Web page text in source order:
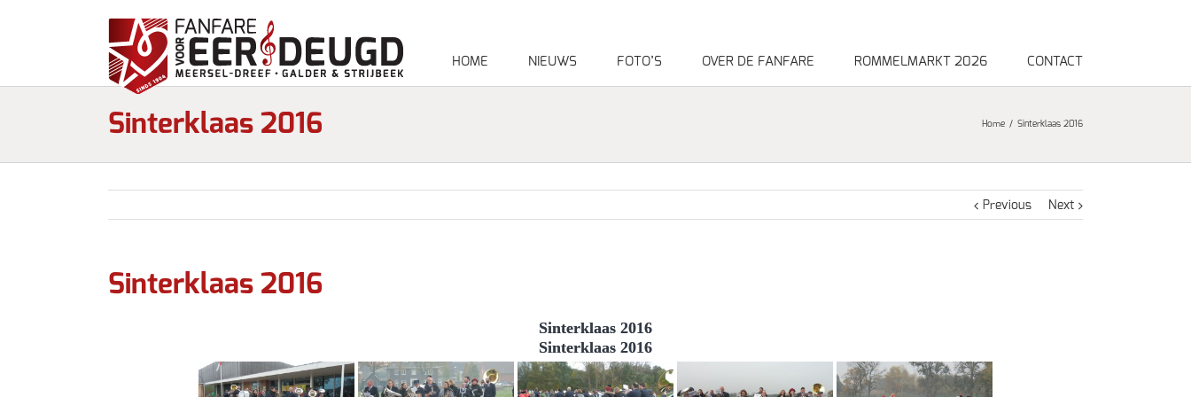
HOME NIEUWS FOTO’S OVER DE FANFARE ROMMELMARKT 2026 CONTACT
Sinterklaas 2016 Home Sinterklaas 2016
Previous Next
Sinterklaas 2016
Sinterklaas 2016
Sinterklaas 2016